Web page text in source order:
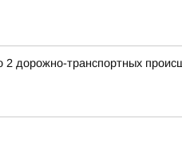
дорожно-транспортных